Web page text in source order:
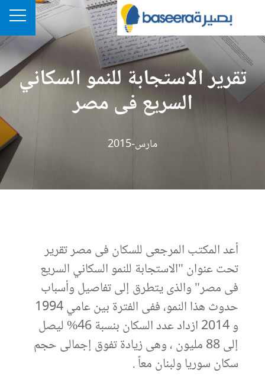
تقرير الاستجابة للنمو السكاني
السريع فى مصر
مارس-2015
أعد المكتب المرجعى للسكان فى مصر تقرير
تحت عنوان "الاستجابة للنمو السكاني السريع
فى مصر" والذى يتطرق إلى تفاصيل وأسباب
حدوث هذا النمو، ففى الفترة بين عامي 1994
و 2014 ازداد عدد السكان بنسبة 46% ليصل
إلى 88 مليون ، وهى زيادة تفوق إجمالى حجم
سكان سوريا ولبنان معاً .